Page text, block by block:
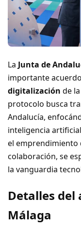
La Junta de
importante
digitalización de
protocolo busca
Andalucía,
inteligencia
el emprendimiento
colaboración, se
la vanguardia
Detalles del
Málaga